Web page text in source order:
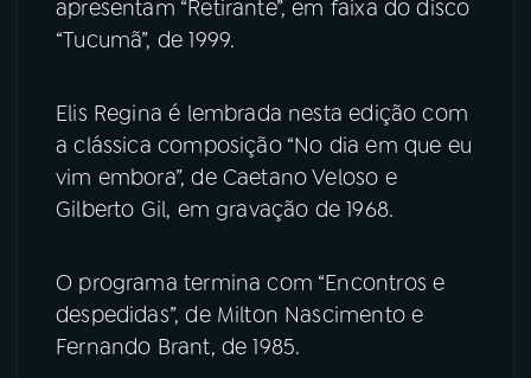
apresentam “Retirante”, em faixa do disco
“Tucumã”, de 1999.
Elis Regina é lembrada nesta edição com
a clássica composição “No dia em que eu
vim embora”, de Caetano Veloso e
Gilberto Gil, em gravação de 1968.
O programa termina com “Encontros e
despedidas”, de Milton Nascimento e
Fernando Brant, de 1985.